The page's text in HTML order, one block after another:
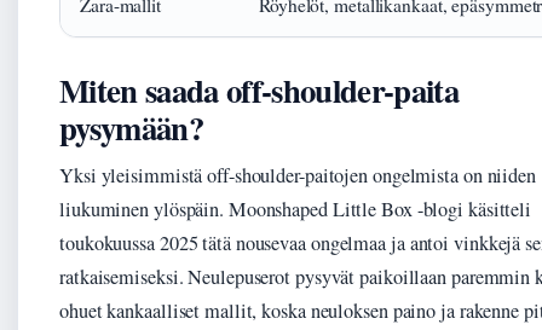
Zara-mallit Röyhelöt, metallikankaat,
Miten saada off-shoulder-paita
pysymään?
Yksi yleisimmistä off-shoulder-paitojen ongelmista on niiden
liukuminen ylöspäin. Moonshaped Little Box -blogi käsitteli
toukokuussa 2025 tätä nousevaa ongelmaa ja antoi vinkkejä
ratkaisemiseksi. Neulepuserot pysyvät paikoillaan paremmin
ohuet kankaalliset mallit, koska neuloksen paino ja rakenne